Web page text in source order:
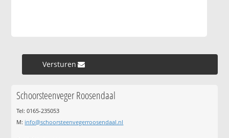
Versturen »
Schoorsteenveger Roosendaal
Tel: 0165-235053
M: info@schoorsteenvegerroosendaal.nl